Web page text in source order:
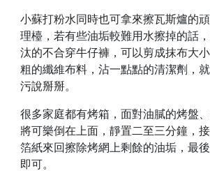
小蘇打粉水同時也可拿來擦瓦斯爐的
理檯，若有些油垢較難用水擦掉的話
汰的不合穿牛仔褲，可以剪成抹布大
粗的纖維布料，沾一點點的清潔劑，
污說掰掰。
很多家庭都有烤箱，面對油膩的烤盤
將可樂倒在上面，靜置二至三分鐘，
箔紙來回擦除烤網上剩餘的油垢，最
即可。